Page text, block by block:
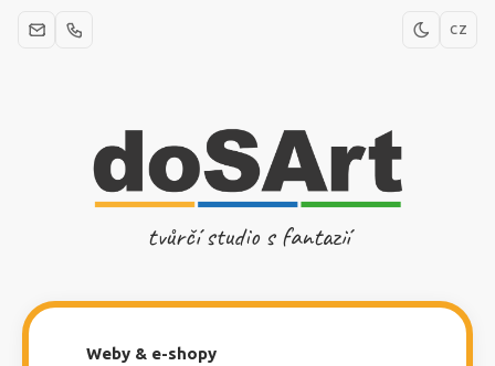
CZ
tvůrčí studio s fantazií
Weby & e-shopy